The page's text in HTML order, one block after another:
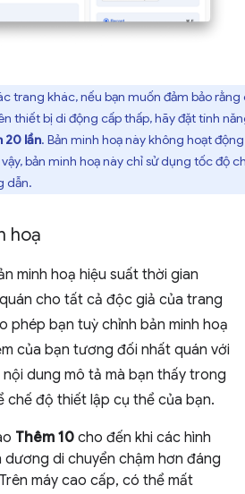
trang khác, nếu bạn muốn đảm bảo rằng
thiết bị di động cấp thấp, hãy đặt tính
20 lần. Bản minh hoạ này không hoạt
bản minh hoạ này chỉ sử dụng tốc độ
dẫn.
hoạ
minh hoạ hiệu suất thời gian
cho tất cả độc giả của trang
phép bạn tuỳ chỉnh bản minh hoạ
của bạn tương đối nhất quán với
nội dung mô tả mà bạn thấy trong
chế độ thiết lập cụ thể của bạn.
Thêm 10 cho đến khi các hình
dương di chuyển chậm hơn đáng
máy cao cấp, có thể mất